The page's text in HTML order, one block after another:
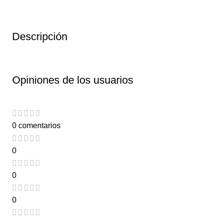
Descripción
Opiniones de los usuarios
0 comentarios
0
0
0